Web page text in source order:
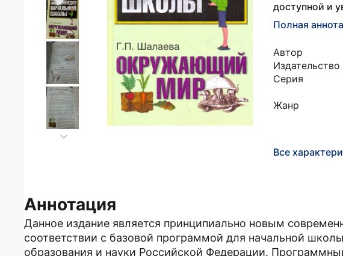
доступной и
Полная
Автор
Издательство
Серия
Жанр
Все
Аннотация
Данное издание является принципиально новым
соответствии с базовой программой для начальной
образования и науки Российской Федерации.